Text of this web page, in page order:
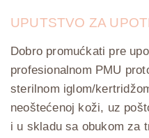
UPUTSTVO ZA
Dobro promućkati pre
profesionalnom PMU
sterilnom iglom/
neoštećenoj koži, uz
i u skladu sa obukom za